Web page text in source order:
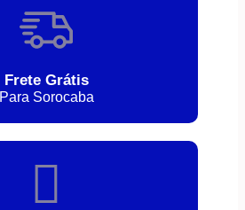
Frete Grátis
Para Sorocaba